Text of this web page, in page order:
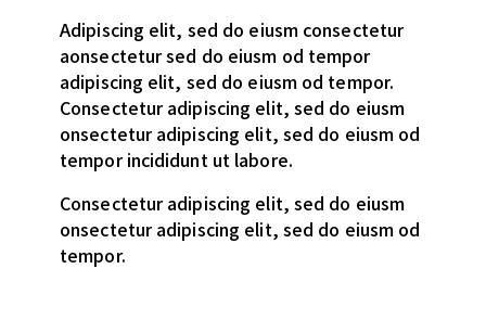
Adipiscing elit, sed do eiusm consectetur
aonsectetur sed do eiusm od tempor
adipiscing elit, sed do eiusm od tempor.
Consectetur adipiscing elit, sed do eiusm
onsectetur adipiscing elit, sed do eiusm od
tempor incididunt ut labore.
Consectetur adipiscing elit, sed do eiusm
onsectetur adipiscing elit, sed do eiusm od
tempor.